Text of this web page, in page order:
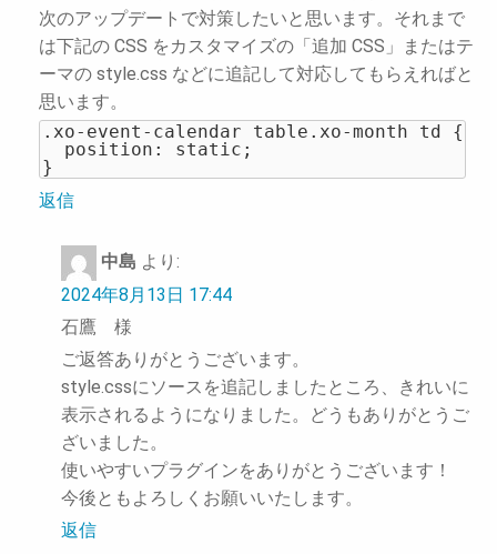
次のアップデートで対策したいと思います。それまで
は下記の CSS をカスタマイズの「追加 CSS」またはテ
ーマの style.css などに追記して対応してもらえればと
思います。
.xo-event-calendar table.xo-month td {
  position: static;
}
返信
中島 より:
2024年8月13日 17:44
石鷹 様
ご返答ありがとうございます。
style.cssにソースを追記しましたところ、きれいに
表示されるようになりました。どうもありがとうご
ざいました。
使いやすいプラグインをありがとうございます！
今後ともよろしくお願いいたします。
返信